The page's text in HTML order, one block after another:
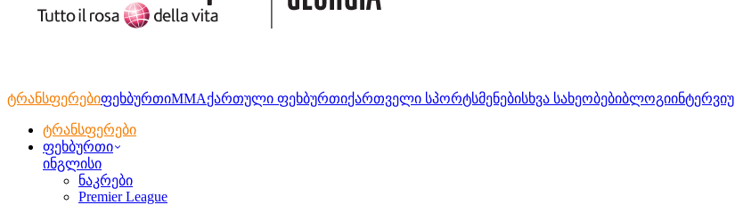
ტრანსფერებიფეხბურთიMMAქართული ფეხბურთიქართველი სპორტსმენებისხვა სახეობებიბლოგიინტერვიუ
ტრანსფერები
ფეხბურთი
ინგლისი
ნაკრები
Premier League